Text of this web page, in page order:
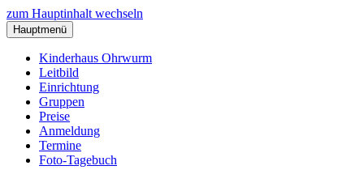
zum Hauptinhalt wechseln
Hauptmenü
Kinderhaus Ohrwurm
Leitbild
Einrichtung
Gruppen
Preise
Anmeldung
Termine
Foto-Tagebuch